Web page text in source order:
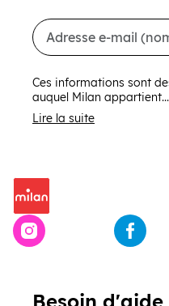
Besoin d'aide
Ces informations sont
auquel Milan appartient...
Lire la suite